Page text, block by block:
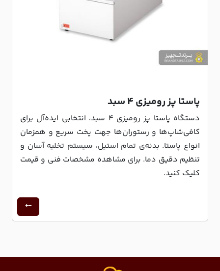
پاستا پز رومیزی ۴ سبد
دستگاه پاستا پز رومیزی ۴ سبد، انتخابی ایده‌آل برای
کافی‌شاپ‌ها و رستوران‌ها جهت پخت سریع و همزمان
انواع پاستا. بدنه‌ی تمام استیل، سیستم تخلیه آسان و
تنظیم دقیق دما. برای مشاهده مشخصات فنی و قیمت
کلیک کنید.